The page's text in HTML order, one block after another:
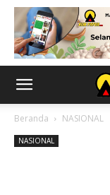
Beranda NASIONAL
NASIONAL